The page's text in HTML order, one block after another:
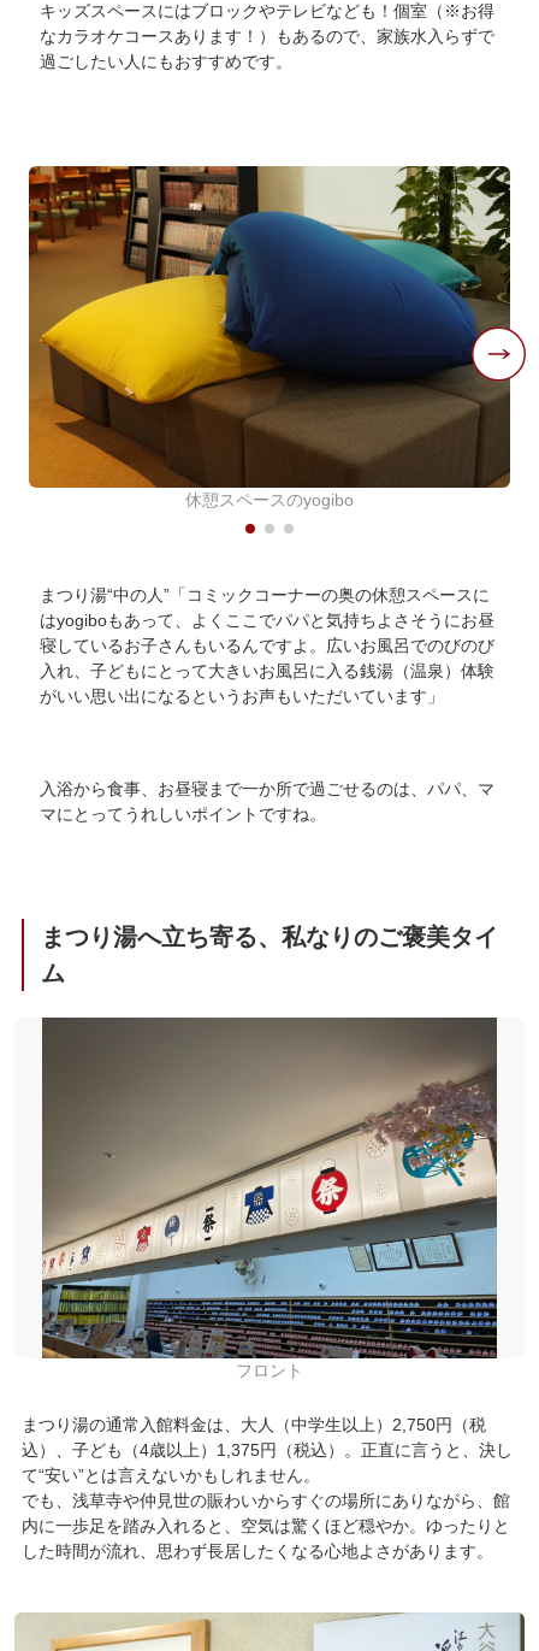
キッズスペースにはブロックやテレビなども！個室（※お得
なカラオケコースあります！）もあるので、家族水入らずで
過ごしたい人にもおすすめです。
休憩スペースのyogibo
まつり湯“中の人”「コミックコーナーの奥の休憩スペースに
はyogiboもあって、よくここでパパと気持ちよさそうにお昼
寝しているお子さんもいるんですよ。広いお風呂でのびのび
入れ、子どもにとって大きいお風呂に入る銭湯（温泉）体験
がいい思い出になるというお声もいただいています」
入浴から食事、お昼寝まで一か所で過ごせるのは、パパ、マ
マにとってうれしいポイントですね。
まつり湯へ立ち寄る、私なりのご褒美タイ
ム
フロント
まつり湯の通常入館料金は、大人（中学生以上）2,750円（税
込）、子ども（4歳以上）1,375円（税込）。正直に言うと、決し
て“安い”とは言えないかもしれません。
でも、浅草寺や仲見世の賑わいからすぐの場所にありながら、館
内に一歩足を踏み入れると、空気は驚くほど穏やか。ゆったりと
した時間が流れ、思わず長居したくなる心地よさがあります。